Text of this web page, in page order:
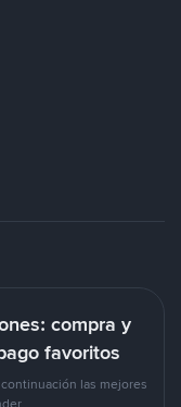
compra y
favoritos
las mejores